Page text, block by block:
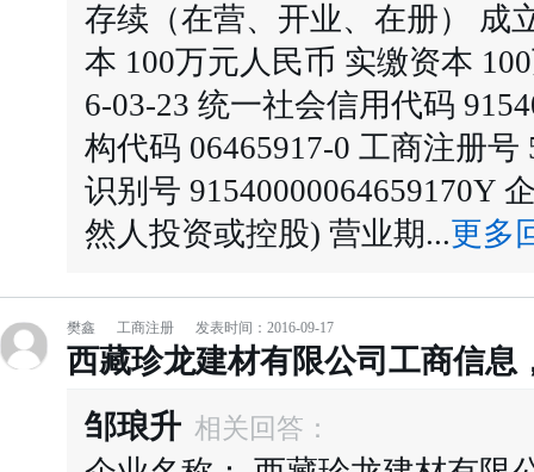
存续（在营、开业、在册） 成
本 100万元人民币 实缴资本
6-03-23 统一社会信用代码
构代码 06465917-0 工商注册号
识别号 91540000064659170Y
然人投资或控股) 营业期...更多
樊鑫 工商注册 发表时间：2016-09-17
西藏珍龙建材有限公司工商信息
邹琅升 相关回答：